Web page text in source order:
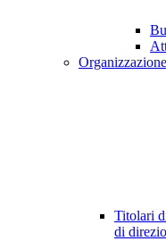
Organizzazione
Titolari
di